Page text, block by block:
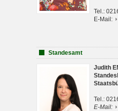
Tel.:
E-Mail:
Standesamt
Judith
Tel.:
E-Mail: